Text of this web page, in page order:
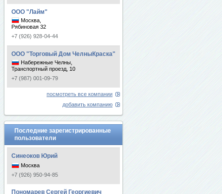
ООО "Лайм"
Москва,
Рябиновая 32
+7 (926) 928-04-44
ООО "Торговый Дом ЧелныКраска"
Набережные Челны,
Транспортный проезд, 10
+7 (987) 001-09-79
посмотреть все компании
добавить компанию
Последние зарегистрированные
пользователи
Синеоков Юрий
Москва
+7 (926) 950-94-85
Пономарев Сергей Георгиевич